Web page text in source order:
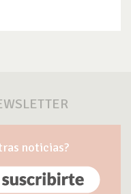
noticias?